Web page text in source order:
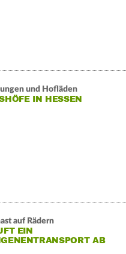
und Hofläden
IN HESSEN
auf Rädern
EIN
AB